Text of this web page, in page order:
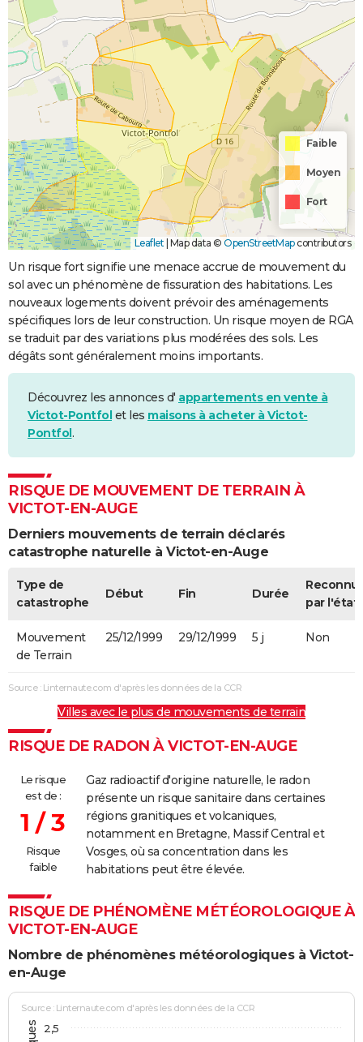
Faible
Moyen
Fort
Leaflet Map data © OpenStreetMapcontributors
Un risque fort signifie une menace accrue de mouvement du
sol avec un phénomène de fissuration des habitations. Les
nouveaux logements doivent prévoir des aménagements
spécifiques lors de leur construction. Un risque moyen de RGA
se traduit par des variations plus modérées des sols. Les
dégâts sont généralement moins importants.
Découvrez les annonces d' appartements en vente à
Victot-Pontfol et les maisons à acheter à Victot-
Pontfol.
RISQUE DE MOUVEMENT DE TERRAIN À
VICTOT-EN-AUGE
Derniers mouvements de terrain déclarés
catastrophe naturelle à Victot-en-Auge
Type de
catastrophe
Début Fin Durée
par l'état
Mouvement
de Terrain
25/12/1999 29/12/1999 5 j Non
Source : Linternaute.com d'après les données de la CCR
Villes avec le plus de mouvements de terrain
RISQUE DE RADON À VICTOT-EN-AUGE
Le risque
est de :
1 / 3
Risque
faible
Gaz radioactif d'origine naturelle, le radon
présente un risque sanitaire dans certaines
régions granitiques et volcaniques,
notamment en Bretagne, Massif Central et
Vosges, où sa concentration dans les
habitations peut être élevée.
RISQUE DE PHÉNOMÈNE MÉTÉOROLOGIQUE À
VICTOT-EN-AUGE
Nombre de phénomènes météorologiques à Victot-
en-Auge
Source : Linternaute.com d'après les données de la CCR
2,5